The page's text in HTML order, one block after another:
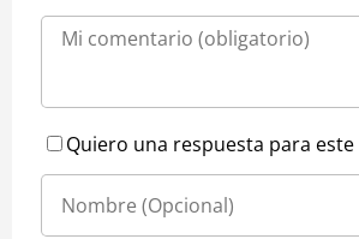
Quiero una respuesta para